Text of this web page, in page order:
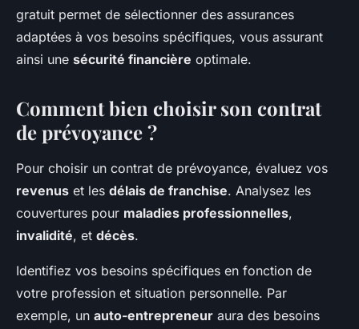
gratuit permet de sélectionner des assurances
adaptées à vos besoins spécifiques, vous assurant
ainsi une sécurité financière optimale.
Comment bien choisir son contrat
de prévoyance ?
Pour choisir un contrat de prévoyance, évaluez vos
revenus et les délais de franchise. Analysez les
couvertures pour maladies professionnelles,
invalidité, et décès.
Identifiez vos besoins spécifiques en fonction de
votre profession et situation personnelle. Par
exemple, un auto-entrepreneur aura des besoins